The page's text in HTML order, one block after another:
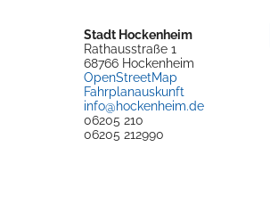
Stadt Hockenheim
Rathausstraße 1
68766 Hockenheim
OpenStreetMap
Fahrplanauskunft
info@hockenheim.de
06205 210
06205 212990